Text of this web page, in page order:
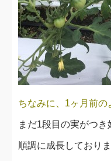
ちなみに、1ヶ月前の
まだ1段目の実がつき
順調に成長しており